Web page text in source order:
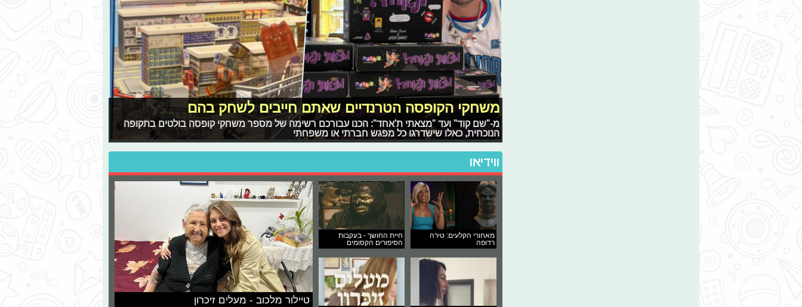
משחקי הקופסה הטרנדיים שאתם חייבים לשחק בהם
מ-"שם קוד" ועד "מצאתי ת'אחד": הכנו עבורכם רשימה של מספר משחקי קופסה בולטים בתקופה
הנוכחית, כאלו שישדרגו כל מפגש חברתי או משפחתי
ווידיאו
מאחורי הקלעים: טירה
רדופה
חיית החושך - בעקבות
הסיפורים הקסומים
טיילור מלכוב - מעלים זיכרון